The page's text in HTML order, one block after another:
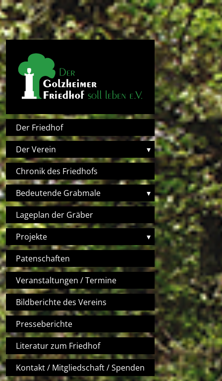
Direkt zum Inhalt
Hauptnavigation
Der Friedhof
Der Verein
▾
Chronik des Friedhofs
Bedeutende Grabmale
▾
Lageplan der Gräber
Projekte
▾
Patenschaften
Veranstaltungen / Termine
Bildberichte des Vereins
Presseberichte
Literatur zum Friedhof
Kontakt / Mitgliedschaft / Spenden